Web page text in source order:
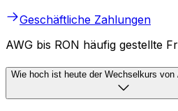
Geschäftliche Zahlungen
AWG bis RON häufig gestellte
Wie hoch ist heute der Wechselkurs von